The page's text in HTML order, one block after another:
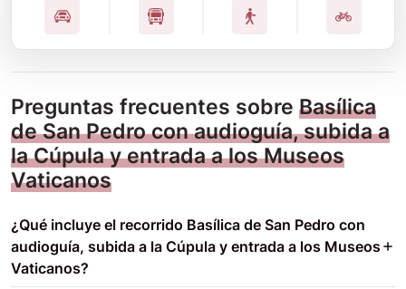
Preguntas frecuentes sobre Basílica
de San Pedro con audioguía, subida a
la Cúpula y entrada a los Museos
Vaticanos
¿Qué incluye el recorrido Basílica de San Pedro con
audioguía, subida a la Cúpula y entrada a los Museos
Vaticanos?